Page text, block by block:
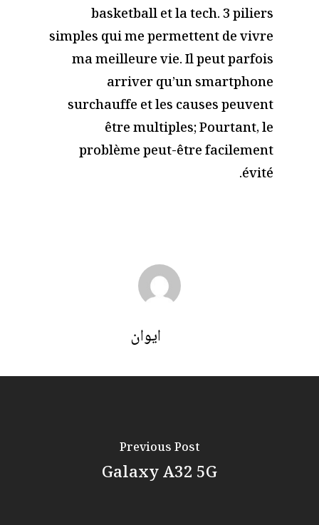
basketball et la tech. 3 piliers
simples qui me permettent de vivre
ma meilleure vie. Il peut parfois
arriver qu’un smartphone
surchauffe et les causes peuvent
être multiples; Pourtant, le
problème peut-être facilement
évité.
ايوان
Previous Post
Galaxy A32 5G